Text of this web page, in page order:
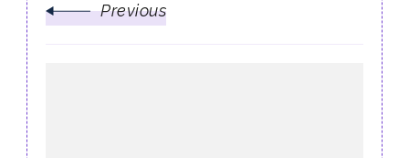
Previous